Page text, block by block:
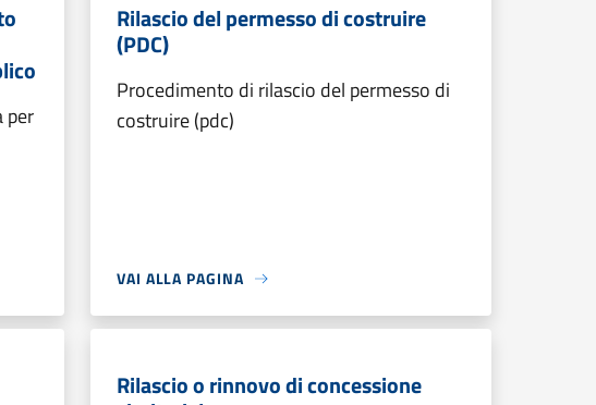
per
Rilascio del permesso di costruire
(PDC)
Procedimento di rilascio del permesso di
costruire (pdc)
VAI ALLA PAGINA
Rilascio o rinnovo di concessione